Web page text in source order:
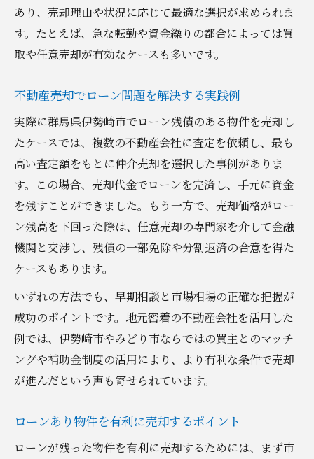
あり、売却理由や状況に応じて最適な選択が求められま
す。たとえば、急な転勤や資金繰りの都合によっては買
取や任意売却が有効なケースも多いです。
不動産売却でローン問題を解決する実践例
実際に群馬県伊勢崎市でローン残債のある物件を売却し
たケースでは、複数の不動産会社に査定を依頼し、最も
高い査定額をもとに仲介売却を選択した事例がありま
す。この場合、売却代金でローンを完済し、手元に資金
を残すことができました。もう一方で、売却価格がロー
ン残高を下回った際は、任意売却の専門家を介して金融
機関と交渉し、残債の一部免除や分割返済の合意を得た
ケースもあります。
いずれの方法でも、早期相談と市場相場の正確な把握が
成功のポイントです。地元密着の不動産会社を活用した
例では、伊勢崎市やみどり市ならではの買主とのマッチ
ングや補助金制度の活用により、より有利な条件で売却
が進んだという声も寄せられています。
ローンあり物件を有利に売却するポイント
ローンが残った物件を有利に売却するためには、まず市